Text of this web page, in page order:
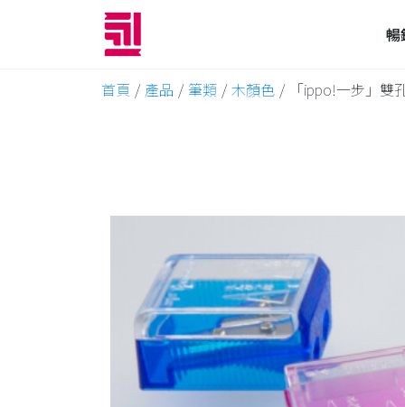
暢
首頁 / 產品 / 筆類 / 木顏色 / 「ippo!一步」雙